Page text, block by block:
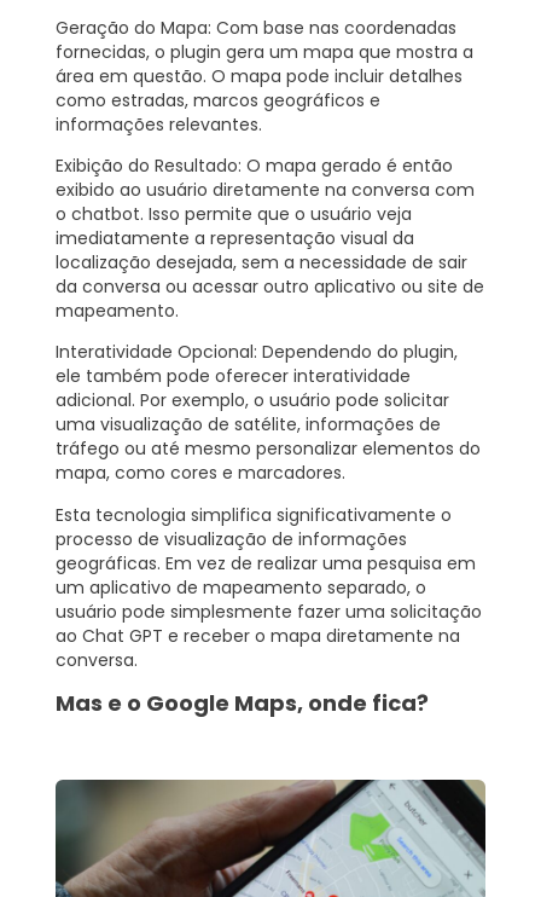
Geração do Mapa: Com base nas coordenadas
fornecidas, o plugin gera um mapa que mostra a
área em questão. O mapa pode incluir detalhes
como estradas, marcos geográficos e
informações relevantes.
Exibição do Resultado: O mapa gerado é então
exibido ao usuário diretamente na conversa com
o chatbot. Isso permite que o usuário veja
imediatamente a representação visual da
localização desejada, sem a necessidade de sair
da conversa ou acessar outro aplicativo ou site de
mapeamento.
Interatividade Opcional: Dependendo do plugin,
ele também pode oferecer interatividade
adicional. Por exemplo, o usuário pode solicitar
uma visualização de satélite, informações de
tráfego ou até mesmo personalizar elementos do
mapa, como cores e marcadores.
Esta tecnologia simplifica significativamente o
processo de visualização de informações
geográficas. Em vez de realizar uma pesquisa em
um aplicativo de mapeamento separado, o
usuário pode simplesmente fazer uma solicitação
ao Chat GPT e receber o mapa diretamente na
conversa.
Mas e o Google Maps, onde fica?